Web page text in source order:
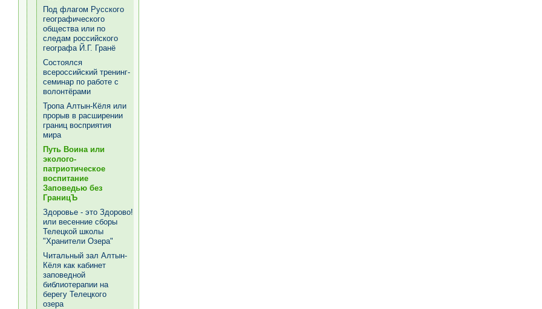
Под флагом Русского
географического
общества или по
следам российского
географа Й.Г. Гранё
Состоялся
всероссийский тренинг-
семинар по работе с
волонтёрами
Тропа Алтын-Кёля или
прорыв в расширении
границ восприятия
мира
Путь Воина или
эколого-
патриотическое
воспитание
Заповедью без
ГраницЪ
Здоровье - это Здорово!
или весенние сборы
Телецкой школы
"Хранители Озера"
Читальный зал Алтын-
Кёля как кабинет
заповедной
библиотерапии на
берегу Телецкого
озера